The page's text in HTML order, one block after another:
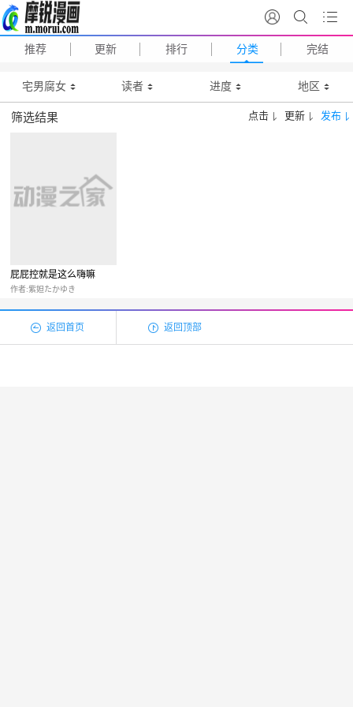
推荐 更新 排行 分类 完结
宅男腐女 读者 进度 地区
筛选结果 发布
更新
点击
屁屁控就是这么嗨嘛
作者:紫妲たかゆき
返回首页 返回顶部